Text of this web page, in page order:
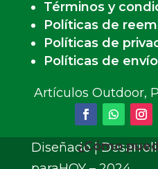
Términos y
Políticas de
Políticas de
Políticas de envío
Artículos Outdoor,
Diseñado |¿Cómo